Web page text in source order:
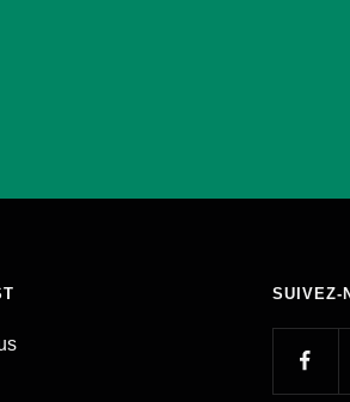
SUIVEZ-